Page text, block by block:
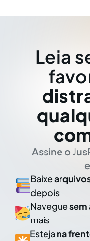
Leia
Assine o
Baixe
depois
Naveguesem
mais
Esteja na